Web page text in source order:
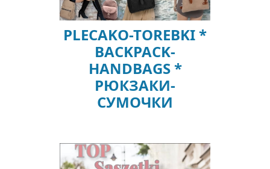
PLECAKO-TOREBKI *
BACKPACK-
HANDBAGS *
РЮКЗАКИ-
СУМОЧКИ